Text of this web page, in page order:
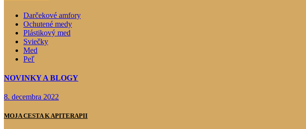
Darčekové amfory
Ochutené medy
Plástikový med
Sviečky
Med
Peľ
NOVINKY A BLOGY
8. decembra 2022
MOJA CESTA K APITERAPII